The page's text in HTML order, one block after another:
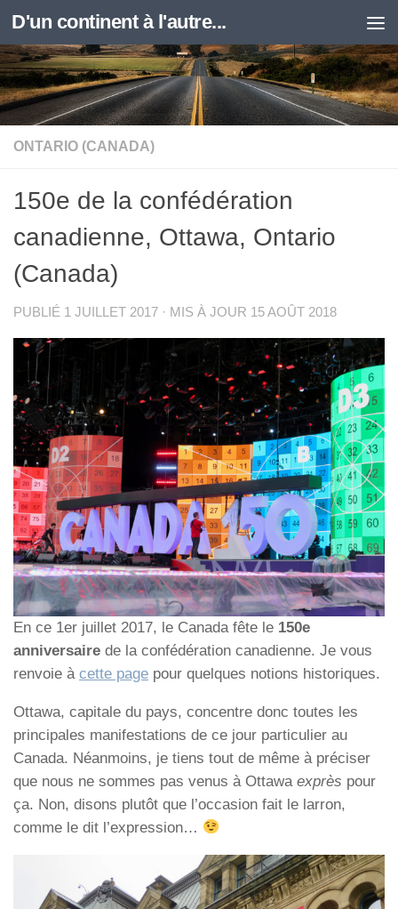
Skip to content
D'un continent à l'autre...
ONTARIO (CANADA)
150e de la confédération
canadienne, Ottawa, Ontario
(Canada)
PUBLIÉ 1 JUILLET 2017 · MIS À JOUR 15 AOÛT 2018
En ce 1er juillet 2017, le Canada fête le 150e
anniversaire de la confédération canadienne. Je vous
renvoie à cette page pour quelques notions historiques.
Ottawa, capitale du pays, concentre donc toutes les
principales manifestations de ce jour particulier au
Canada. Néanmoins, je tiens tout de même à préciser
que nous ne sommes pas venus à Ottawa exprès pour
ça. Non, disons plutôt que l’occasion fait le larron,
comme le dit l’expression…